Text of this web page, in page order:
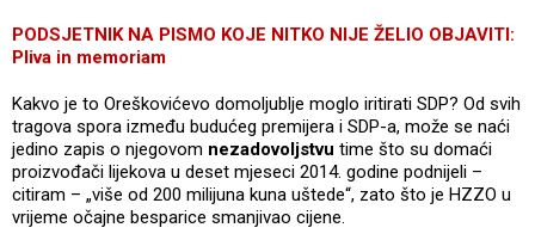
PODSJETNIK NA PISMO KOJE NITKO NIJE ŽELIO OBJAVITI:
Pliva in memoriam
Kakvo je to Oreškovićevo domoljublje moglo iritirati SDP? Od svih
tragova spora između budućeg premijera i SDP-a, može se naći
jedino zapis o njegovom nezadovoljstvu time što su domaći
proizvođači lijekova u deset mjeseci 2014. godine podnijeli –
citiram – „više od 200 milijuna kuna uštede“, zato što je HZZO u
vrijeme očajne besparice smanjivao cijene.